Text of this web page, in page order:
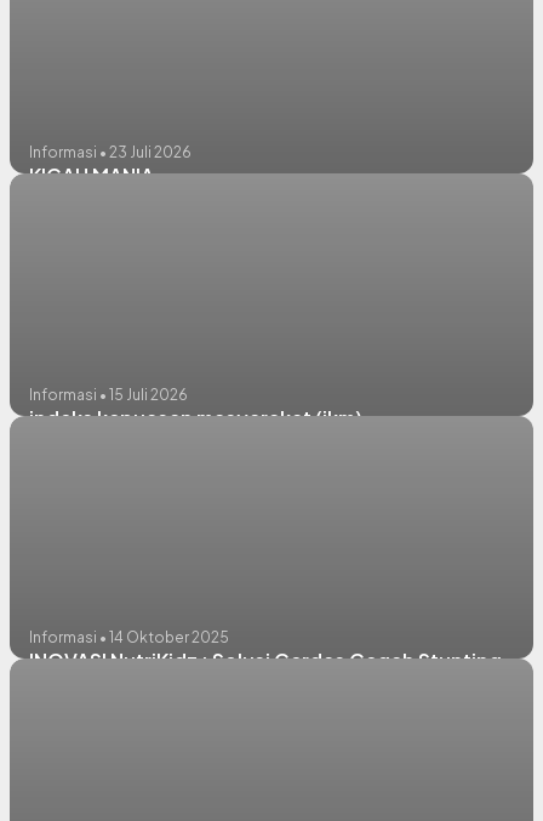
Informasi • 23 Juli 2026
KICAU MANIA
Informasi • 15 Juli 2026
indeks kepuasan masyarakat (ikm)
Informasi • 14 Oktober 2025
INOVASI NutriKidz : Solusi Cerdas Cegah Stunting